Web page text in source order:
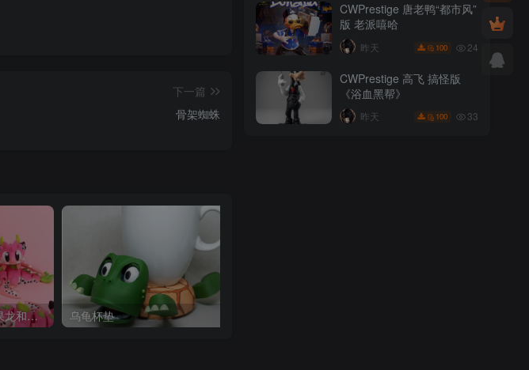
下一篇
骨架蜘蛛
3DGOB NO:039 火龙果龙和龙蛋 DragonFruit_MiniDragon 乌龟杯垫
CWPrestige 唐老鸭“都市风”
版 老派嘻哈
昨天 100 24
CWPrestige 高飞 搞怪版
《浴血黑帮》
昨天 100 33